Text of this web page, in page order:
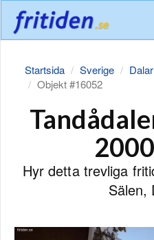
Startsida Sverige
Objekt #16052
Hyr detta trevliga
Sälen,